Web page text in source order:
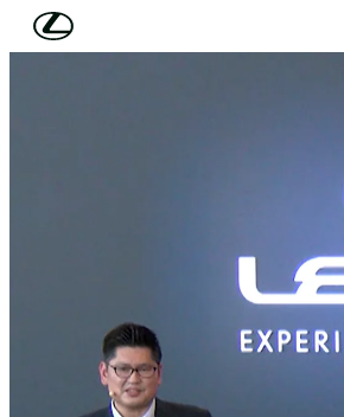
Skip to Main Content